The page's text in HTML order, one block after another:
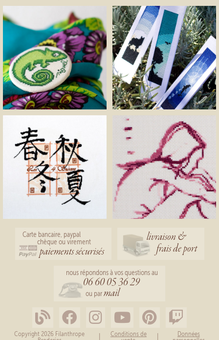
Carte bancaire, paypal
chèque ou virement
paiements sécurisés
livraison &
frais de port
nous répondons à vos questions au
06 60 05 36 29
ou parmail
Copyright 2026 Filanthrope Conditions de Données